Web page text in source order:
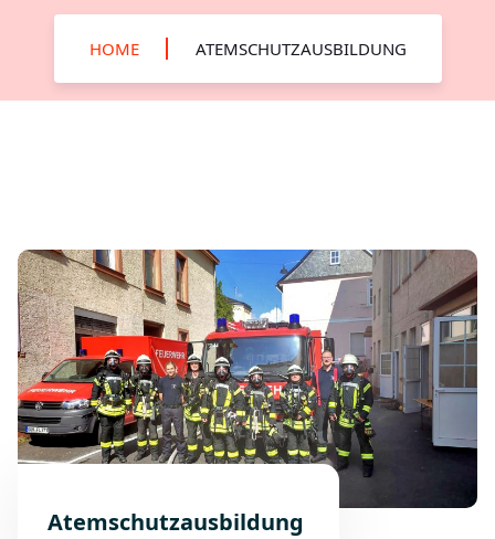
HOME ATEMSCHUTZAUSBILDUNG
Atemschutzausbildung